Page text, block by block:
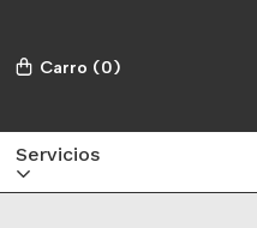
Carro (0)
Servicios